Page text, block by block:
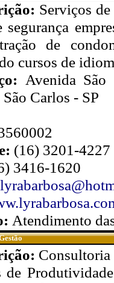
Serviços
segurança
de
cursos de
Avenida
Carlos - SP
(16) 3201-
3416-1620
Atendimento
de